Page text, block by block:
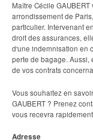
Maître Cécile
arrondissement de
particulier. Intervenant
droit des assurances,
d'une indemnisation en
perte de bagage. Aussi,
de vos contrats
Vous souhaitez en
GAUBERT ? Prenez
vous recevra
Adresse